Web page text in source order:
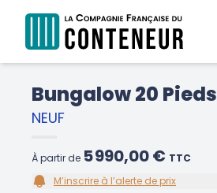
Bungalow 20 Pieds
NEUF
À partir de 5 990,00 € TTC
M’inscrire à l’alerte de prix